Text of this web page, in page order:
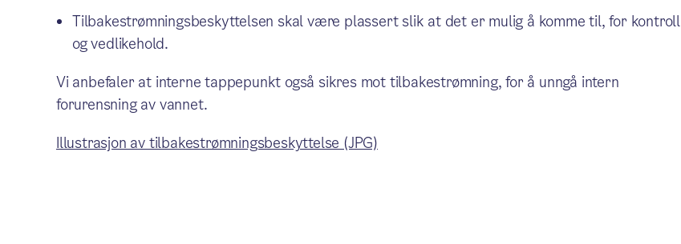
Tilbakestrømningsbeskyttelsen skal være plassert slik at det er mulig å komme til, for kontroll
og vedlikehold.
Vi anbefaler at interne tappepunkt også sikres mot tilbakestrømning, for å unngå intern
forurensning av vannet.
Illustrasjon av tilbakestrømningsbeskyttelse (JPG)